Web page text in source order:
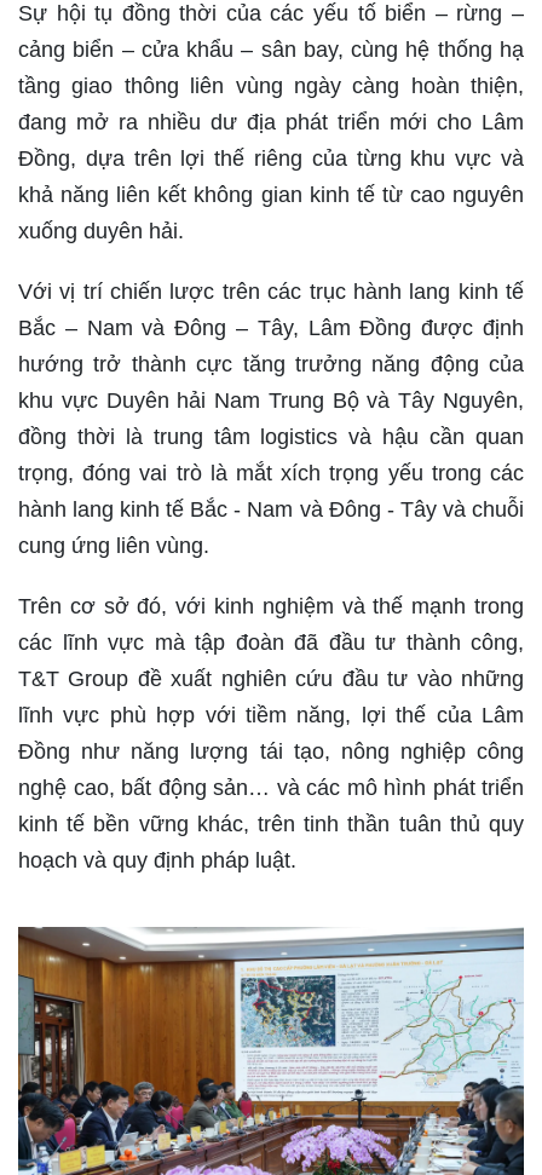
Sự hội tụ đồng thời của các yếu tố biển – rừng –
cảng biển – cửa khẩu – sân bay, cùng hệ thống hạ
tầng giao thông liên vùng ngày càng hoàn thiện,
đang mở ra nhiều dư địa phát triển mới cho Lâm
Đồng, dựa trên lợi thế riêng của từng khu vực và
khả năng liên kết không gian kinh tế từ cao nguyên
xuống duyên hải.
Với vị trí chiến lược trên các trục hành lang kinh tế
Bắc – Nam và Đông – Tây, Lâm Đồng được định
hướng trở thành cực tăng trưởng năng động của
khu vực Duyên hải Nam Trung Bộ và Tây Nguyên,
đồng thời là trung tâm logistics và hậu cần quan
trọng, đóng vai trò là mắt xích trọng yếu trong các
hành lang kinh tế Bắc - Nam và Đông - Tây và chuỗi
cung ứng liên vùng.
Trên cơ sở đó, với kinh nghiệm và thế mạnh trong
các lĩnh vực mà tập đoàn đã đầu tư thành công,
T&T Group đề xuất nghiên cứu đầu tư vào những
lĩnh vực phù hợp với tiềm năng, lợi thế của Lâm
Đồng như năng lượng tái tạo, nông nghiệp công
nghệ cao, bất động sản… và các mô hình phát triển
kinh tế bền vững khác, trên tinh thần tuân thủ quy
hoạch và quy định pháp luật.